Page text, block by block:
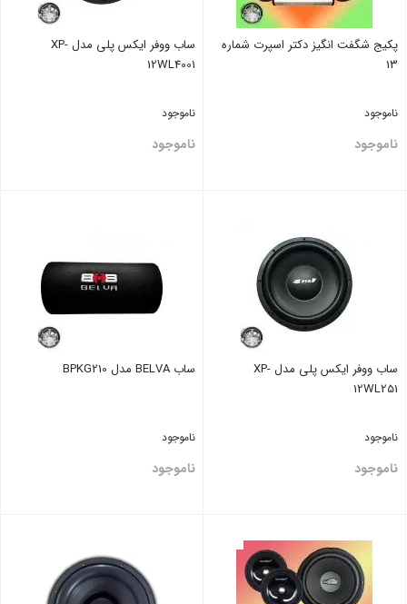
پکیج شگفت انگیز دکتر اسپرت شماره
13
ناموجود
ناموجود
ساب ووفر ایکس پلی مدل XP-
12WL4001
ناموجود
ناموجود
ساب ووفر ایکس پلی مدل XP-
12WL251
ناموجود
ناموجود
ساب BELVA مدل BPKG210
ناموجود
ناموجود